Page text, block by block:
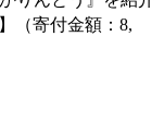
（寄付金額：8,